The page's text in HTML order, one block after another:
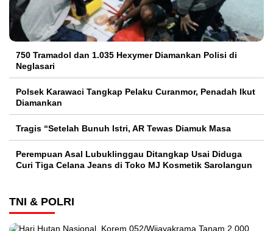
750 Tramadol dan 1.035 Hexymer Diamankan Polisi di
Neglasari
Polsek Karawaci Tangkap Pelaku Curanmor, Penadah Ikut
Diamankan
Tragis “Setelah Bunuh Istri, AR Tewas Diamuk Masa
Perempuan Asal Lubuklinggau Ditangkap Usai Diduga
Curi Tiga Celana Jeans di Toko MJ Kosmetik Sarolangun
TNI & POLRI